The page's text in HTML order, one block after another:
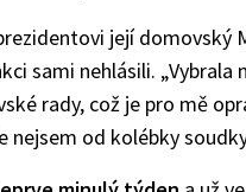
její domovský
sami nehlásili. „Vybrala
rady, což je pro mě
od kolébky